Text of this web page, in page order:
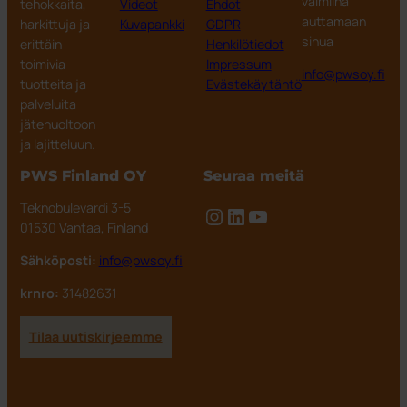
tehokkaita,
harkittuja ja
erittäin
toimivia
tuotteita ja
palveluita
jätehuoltoon
ja lajitteluun.
Videot
Kuvapankki
Ehdot
GDPR
Henkilötiedot
Impressum
Evästekäytäntö
auttamaan
sinua
info@pwsoy.fi
PWS Finland OY
Teknobulevardi 3-5
01530 Vantaa, Finland
Sähköposti: info@pwsoy.fi
krnro: 31482631
Seuraa meitä
Instagram
LinkedIn
YouTube
Tilaa uutiskirjeemme